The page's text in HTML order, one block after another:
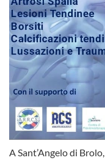
A Sant’Angelo di